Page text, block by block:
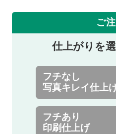
ご
仕上がりを
フチなし
写真キレイ仕上
フチあり
印刷仕上げ